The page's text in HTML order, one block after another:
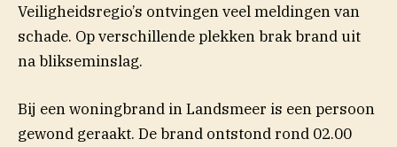
Veiligheidsregio’s ontvingen veel meldingen van
schade. Op verschillende plekken brak brand uit
na blikseminslag.
Bij een woningbrand in Landsmeer is een persoon
gewond geraakt. De brand ontstond rond 02.00